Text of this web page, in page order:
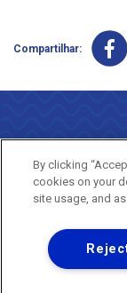
Compartilhar:
By clicking
cookies on your
site usage, and